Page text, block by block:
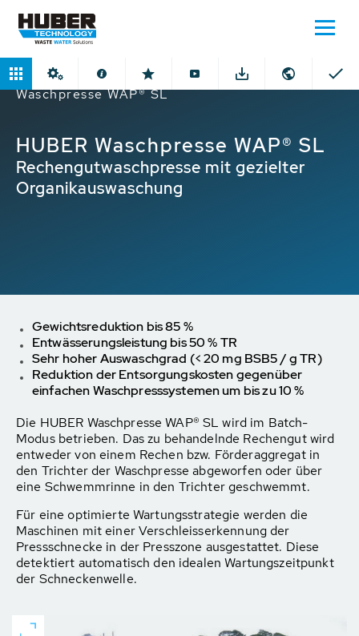
Home Produkte Waschpressen
HUBER
Waschpresse WAP® SL
HUBER Waschpresse WAP® SL
Rechengutwaschpresse mit gezielter
Organikauswaschung
Gewichtsreduktion bis 85 %
Entwässerungsleistung bis 50 % TR
Sehr hoher Auswaschgrad (< 20 mg BSB5 / g TR)
Reduktion der Entsorgungskosten gegenüber
einfachen Waschpresssystemen um bis zu 10 %
Die HUBER Waschpresse WAP® SL wird im Batch-
Modus betrieben. Das zu behandelnde Rechengut wird
entweder von einem Rechen bzw. Förderaggregat in
den Trichter der Waschpresse abgeworfen oder über
eine Schwemmrinne in den Trichter geschwemmt.
Für eine optimierte Wartungsstrategie werden die
Maschinen mit einer Verschleisserkennung der
Pressschnecke in der Presszone ausgestattet. Diese
detektiert automatisch den idealen Wartungszeitpunkt
der Schneckenwelle.